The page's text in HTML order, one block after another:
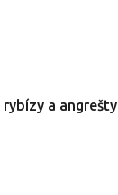
a angrešty